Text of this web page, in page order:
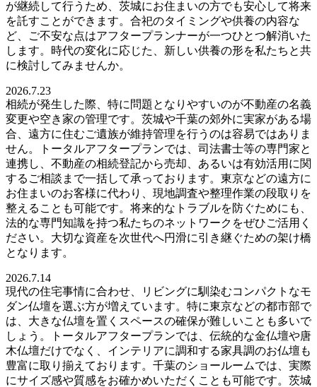
が継続して行うため、茨城にお住まいの方でも安心して将来
を託すことができます。合祀のタイミングや供養の内容な
ど、ご不安な点はアフタープランナーが一つひとつ解消いた
します。時代の変化に応じた、新しい供養の形を私たちと共
に検討してみませんか。
2026.7.23
相続が発生した際、特に問題となりやすいのが不動産の名義
変更や空き家の管理です。茨城や千葉の郊外に実家がある場
合、遠方に住むご遺族が維持管理を行うのは容易ではありま
せん。トータルアフタープランでは、司法書士等の専門家と
連携し、不動産の相続登記から売却、あるいは有効活用に関
するご相談まで一括して承っております。東京などの遠方に
お住まいのお客様に代わり、現地調査や整理作業の段取りを
整えることも可能です。将来的なトラブルを防ぐためにも、
法的な専門知識を持つ私たちのネットワークをぜひご活用く
ださい。大切な資産を次世代へ円滑に引き継ぐための架け橋
となります。
2026.7.14
現代の住宅事情に合わせ、リビングに馴染むコンパクトなモ
ダン仏壇を選ぶ方が増えています。特に東京などの都市部で
は、大きな仏壇を置くスペースの確保が難しいことも多いで
しょう。トータルアフタープランでは、伝統的な金仏壇や唐
木仏壇だけでなく、インテリアに調和する家具調のお仏壇も
豊富に取り揃えております。千葉のショールームでは、実際
にサイズ感や質感をお確かめいただくことも可能です。茨城